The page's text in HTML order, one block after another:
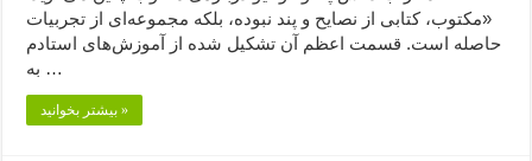
«مکتوب، کتابی از نصایح و پند نبوده، بلکه مجموعه‌ای از تجربیات
حاصله است. قسمت اعظم آن تشکیل شده از آموزش‌های استادم
به …
بیشتر بخوانید »